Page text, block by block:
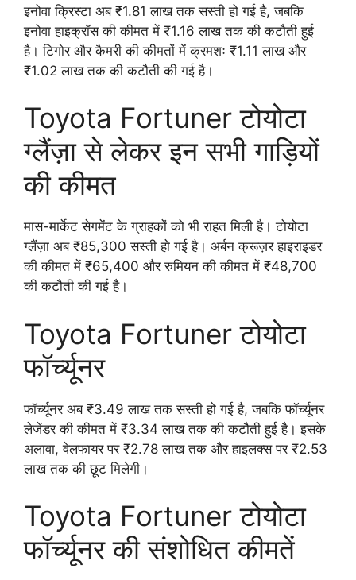
इनोवा क्रिस्टा अब ₹1.81 लाख तक सस्ती हो गई है, जबकि
इनोवा हाइक्रॉस की कीमत में ₹1.16 लाख तक की कटौती हुई
है। टिगोर और कैमरी की कीमतों में क्रमशः ₹1.11 लाख और
₹1.02 लाख तक की कटौती की गई है।
Toyota Fortuner टोयोटा
ग्लैंज़ा से लेकर इन सभी गाड़ियों
की कीमत
मास-मार्केट सेगमेंट के ग्राहकों को भी राहत मिली है। टोयोटा
ग्लैंज़ा अब ₹85,300 सस्ती हो गई है। अर्बन क्रूज़र हाइराइडर
की कीमत में ₹65,400 और रुमियन की कीमत में ₹48,700
की कटौती की गई है।
Toyota Fortuner टोयोटा
फॉर्च्यूनर
फॉर्च्यूनर अब ₹3.49 लाख तक सस्ती हो गई है, जबकि फॉर्च्यूनर
लेजेंडर की कीमत में ₹3.34 लाख तक की कटौती हुई है। इसके
अलावा, वेलफायर पर ₹2.78 लाख तक और हाइलक्स पर ₹2.53
लाख तक की छूट मिलेगी।
Toyota Fortuner टोयोटा
फॉर्च्यूनर की संशोधित कीमतें